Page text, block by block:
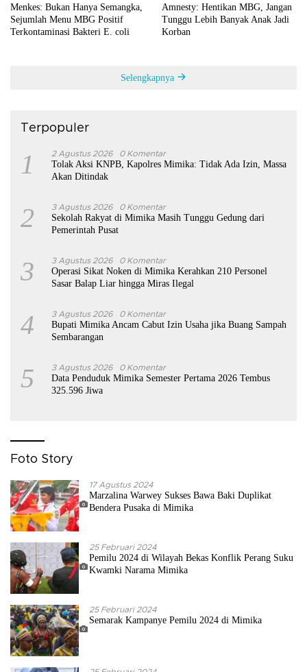
Menkes: Bukan Hanya Semangka,
Sejumlah Menu MBG Positif
Terkontaminasi Bakteri E. coli
Amnesty: Hentikan MBG, Jangan
Tunggu Lebih Banyak Anak Jadi
Korban
Selengkapnya
Terpopuler
1 2 Agustus 2026 0 Komentar
Tolak Aksi KNPB, Kapolres Mimika: Tidak Ada Izin, Massa
Akan Ditindak
2 3 Agustus 2026 0 Komentar
Sekolah Rakyat di Mimika Masih Tunggu Gedung dari
Pemerintah Pusat
3 3 Agustus 2026 0 Komentar
Operasi Sikat Noken di Mimika Kerahkan 210 Personel
Sasar Balap Liar hingga Miras Ilegal
4 3 Agustus 2026 0 Komentar
Bupati Mimika Ancam Cabut Izin Usaha jika Buang Sampah
Sembarangan
5 3 Agustus 2026 0 Komentar
Data Penduduk Mimika Semester Pertama 2026 Tembus
325.596 Jiwa
Foto Story
17 Agustus 2024
Marzalina Warwey Sukses Bawa Baki Duplikat
Bendera Pusaka di Mimika
25 Februari 2024
Pemilu 2024 di Wilayah Bekas Konflik Perang Suku
Kwamki Narama Mimika
25 Februari 2024
Semarak Kampanye Pemilu 2024 di Mimika